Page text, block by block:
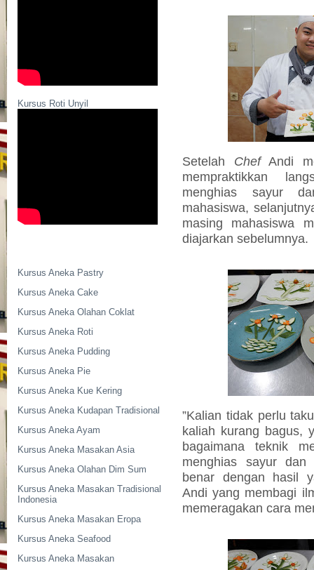
Kursus Roti Unyil
Kursus Aneka Pastry
Kursus Aneka Cake
Kursus Aneka Olahan Coklat
Kursus Aneka Roti
Kursus Aneka Pudding
Kursus Aneka Pie
Kursus Aneka Kue Kering
Kursus Aneka Kudapan Tradisional
Kursus Aneka Ayam
Kursus Aneka Masakan Asia
Kursus Aneka Olahan Dim Sum
Kursus Aneka Masakan Tradisional
Indonesia
Kursus Aneka Masakan Eropa
Kursus Aneka Seafood
Kursus Aneka Masakan
Setelah ChefAndi
mempraktikkan
menghias sayur
mahasiswa,
masing mahasiswa
diajarkan sebelumnya.
”Kalian tidak perlu
kaliah kurang bagus,
bagaimana teknik
menghias sayur
benar dengan hasil
Andi yang membagi
memeragakan cara